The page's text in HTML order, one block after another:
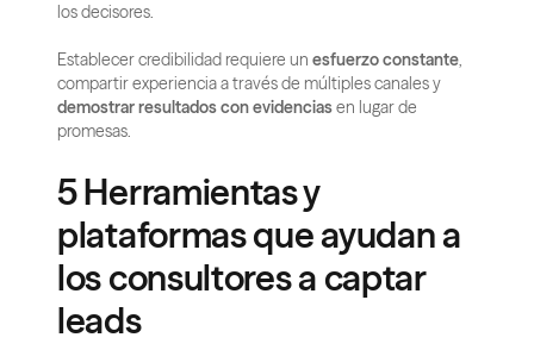
los decisores.
Establecer credibilidad requiere un esfuerzo constante,
demostrar resultados con evidencias en lugar de
promesas.
5 Herramientas y
plataformas que ayudan a
los consultores a captar
leads